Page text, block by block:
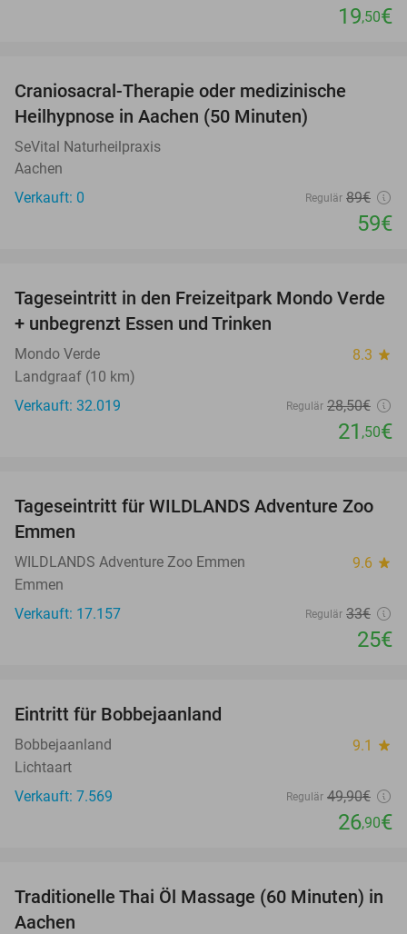
19,50€
TODAY
Craniosacral-Therapie oder medizinische
Heilhypnose in Aachen (50 Minuten)
SeVital Naturheilpraxis
Aachen
Verkauft: 0
Regulär 89€
59€
25%
Tageseintritt in den Freizeitpark Mondo Verde
+ unbegrenzt Essen und Trinken
Mondo Verde 8.3 star
Landgraaf (10 km)
Verkauft: 32.019
Regulär 28,50€
21 ,50€
24%
Tageseintritt für WILDLANDS Adventure Zoo
Emmen
WILDLANDS Adventure Zoo Emmen 9.6 star
Emmen
Verkauft: 17.157
Regulär 33€
25€
Eintritt für Bobbejaanland
Bobbejaanland 9.1 star
Lichtaart
Verkauft: 7.569
Regulär 49,90€
26,90€
36%
Traditionelle Thai Öl Massage (60 Minuten) in
Aachen